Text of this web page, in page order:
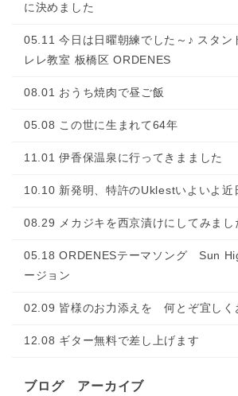
に決めました
05.11 今日は日曜朝練でした～♪ スタン
レレ教室 板橋区 ORDENES
08.01 おうち焼肉で昼ご飯
05.08 この世に生まれて64年
11.01 伊香保温泉に行ってきまました
10.10 新発明、特許のUklestいよいよ近
08.29 メカジキを西京漬けにしてみまし
05.18 ORDENESテーマソング Sun
ージョン
02.09 皆様のお力添えを 何とぞ宜しく
12.08 ギター無料で差し上げます
ブログ アーカイブ